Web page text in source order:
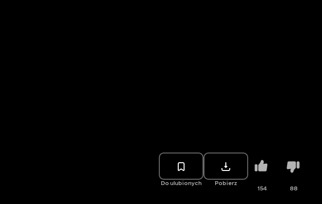
Do ulubionych Pobierz
154 88